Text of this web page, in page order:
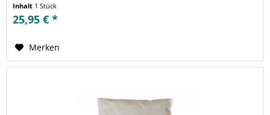
Inhalt 1 Stück
25,95 € *
Merken